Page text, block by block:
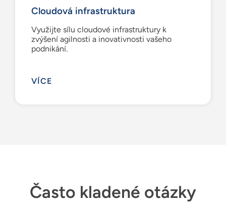
Cloudová infrastruktura
Využijte sílu cloudové infrastruktury k
zvýšení agilnosti a inovativnosti vašeho
podnikání.
VÍCE
Často kladené otázky